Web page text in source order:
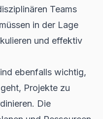
Teams
in der Lage
und effektiv
ebenfalls wichtig,
Projekte zu
Die